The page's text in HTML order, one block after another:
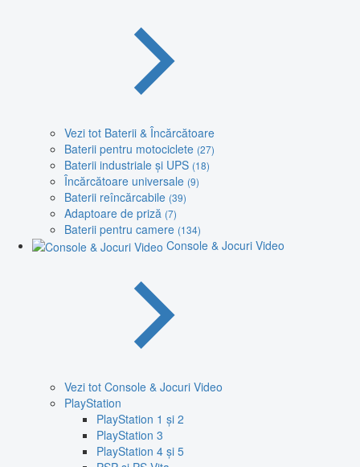
Vezi tot Baterii & Încărcătoare
Baterii pentru motociclete (27)
Baterii industriale și UPS (18)
Încărcătoare universale (9)
Baterii reîncărcabile (39)
Adaptoare de priză (7)
Baterii pentru camere (134)
Console & Jocuri Video
Vezi tot Console & Jocuri Video
PlayStation
PlayStation 1 și 2
PlayStation 3
PlayStation 4 și 5